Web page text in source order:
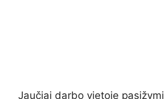
Jaučiai darbo vietoje pasižymi